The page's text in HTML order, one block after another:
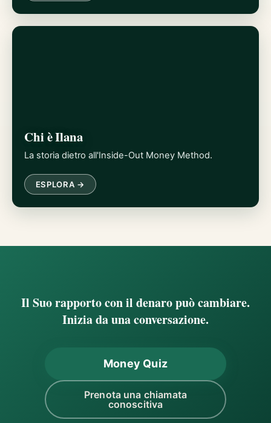
Chi è Ilana
La storia dietro all'Inside-Out Money Method.
ESPLORA →
Il Suo rapporto con il denaro può cambiare.
Inizia da una conversazione.
Money Quiz
Prenota una chiamata
conoscitiva